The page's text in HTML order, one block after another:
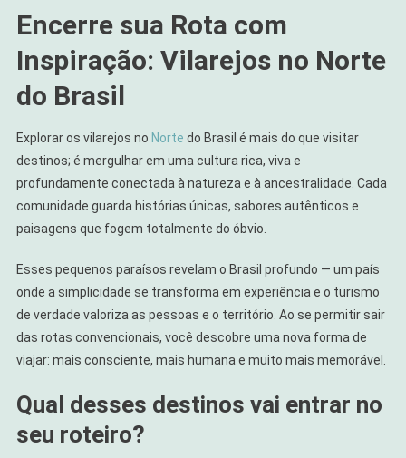
Encerre sua Rota com
Inspiração: Vilarejos no Norte
do Brasil
Explorar os vilarejos no Norte do Brasil é mais do que visitar
destinos; é mergulhar em uma cultura rica, viva e
profundamente conectada à natureza e à ancestralidade. Cada
comunidade guarda histórias únicas, sabores autênticos e
paisagens que fogem totalmente do óbvio.
Esses pequenos paraísos revelam o Brasil profundo — um país
onde a simplicidade se transforma em experiência e o turismo
de verdade valoriza as pessoas e o território. Ao se permitir sair
das rotas convencionais, você descobre uma nova forma de
viajar: mais consciente, mais humana e muito mais memorável.
Qual desses destinos vai entrar no
seu roteiro?